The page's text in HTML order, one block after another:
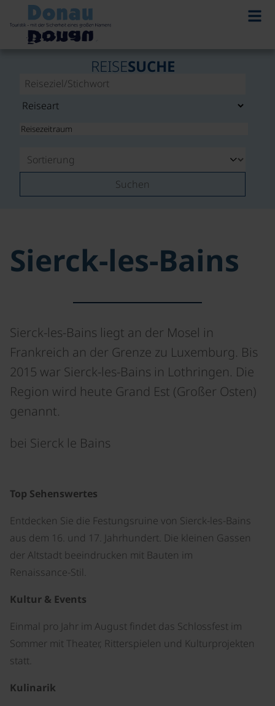
REISESUCHE
Suchen
Sierck-les-Bains
Sierck-les-Bains liegt an der Mosel in
Frankreich an der Grenze zu Luxemburg. Bis
2015 war Sierck-les-Bains in Lothringen. Die
Region wird heute Grand Est (Großer Osten)
genannt.
bei Sierck le Bains
Top Sehenswertes
Entdecken Sie die Festungsruine von Sierck-les-Bains
aus dem 16. und 17. Jahrhundert. Die kleinen Gassen
der Altstadt beeindrucken mit Bauten im
Renaissance-Stil.
Kultur & Events
Einmal pro Jahr im August findet das Schlossfest im
Sommer mit Theater, Ritterspielen und Kulturprojekten
statt.
Kulinarik